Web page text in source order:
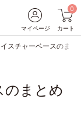
マイページ
0
カート
スチャーベースのまと
のまとめ